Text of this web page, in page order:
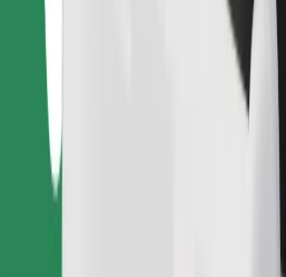
Правила та Умови
Знайди твою улюблену
Завантажити